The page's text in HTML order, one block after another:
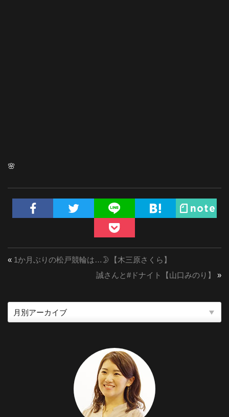
🌸
« 1か月ぶりの松戸競輪は…🌛【木三原さくら】
誠さんと#ドナイト【山口みのり】
»